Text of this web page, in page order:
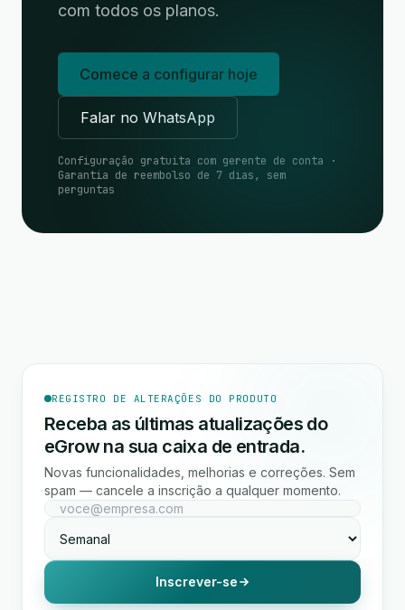
com todos os planos.
Comece a configurar hoje
Falar no WhatsApp
Configuração gratuita com gerente de conta ·
Garantia de reembolso de 7 dias, sem
perguntas
REGISTRO DE ALTERAÇÕES DO PRODUTO
Receba as últimas atualizações do
eGrow na sua caixa de entrada.
Novas funcionalidades, melhorias e correções. Sem
spam — cancele a inscrição a qualquer momento.
Inscrever-se